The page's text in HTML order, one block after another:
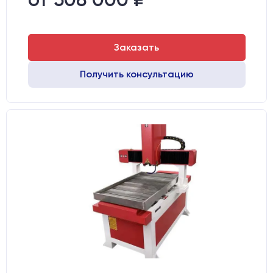
Двигатели:
Заказать
Получить консультацию